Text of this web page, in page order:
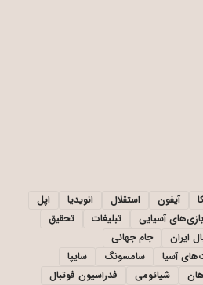
آیفون استقلال انویدیا
اپل
بازی‌های آسیایی تبلیغات
تحقیق
ایران
جام جهانی
آسیا سامسونگ
سایپا
شیائومی
فدراسیون فوتبال